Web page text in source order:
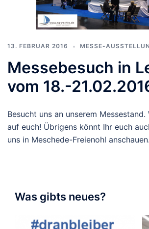
13. FEBRUAR 2016 MESSE-
Messebesuch in
vom 18.-
Besucht uns an unserem
auf euch! Übrigens könnt Ihr euch
uns in Meschede-Freienohl
Was gibts neues?